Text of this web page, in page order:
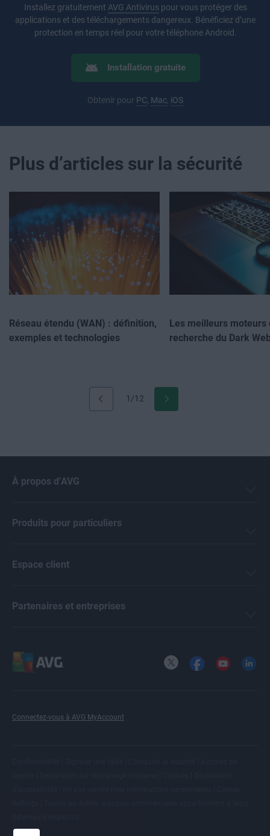
Installez gratuitement AVG Antiviruspour vous protéger des
applications et des téléchargements dangereux. Bénéficiez d’une
protection en temps réel pour votre téléphone Android.
Installation gratuite
Obtenir pour PC, Mac, iOS
Plus d’articles sur la sécurité
1/12
Réseau étendu (WAN) : définition,
exemples et technologies
Les meilleurs moteurs
recherche du Dark
À propos d’AVG
Produits pour particuliers
Espace client
Partenaires et entreprises
Connectez-vous à AVG MyAccount